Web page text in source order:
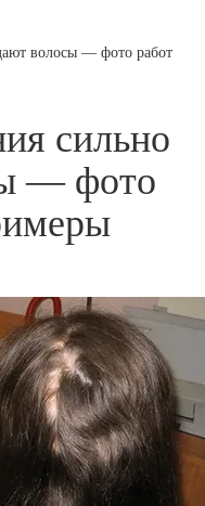
волосы — фото работ
сильно
— фото